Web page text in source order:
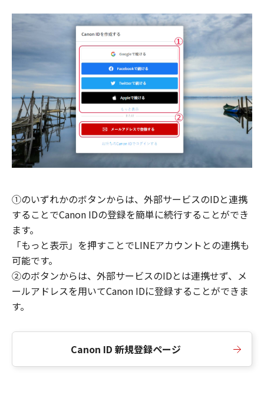
①のいずれかのボタンからは、外部サービスのIDと連携
することでCanon IDの登録を簡単に続行することができ
ます。
「もっと表示」を押すことでLINEアカウントとの連携も
可能です。
②のボタンからは、外部サービスのIDとは連携せず、メ
ールアドレスを用いてCanon IDに登録することができま
す。
Canon ID 新規登録ページ